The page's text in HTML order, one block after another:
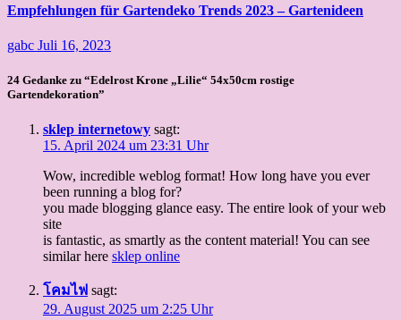
Empfehlungen für Gartendeko Trends 2023 – Gartenideen
gabc Juli 16, 2023
24 Gedanke zu “Edelrost Krone „Lilie“ 54x50cm rostige
Gartendekoration”
sklep internetowy sagt:
15. April 2024 um 23:31 Uhr
Wow, incredible weblog format! How long have you ever
been running a blog for?
you made blogging glance easy. The entire look of your web
site
is fantastic, as smartly as the content material! You can see
similar here sklep online
โคมไฟ sagt:
29. August 2025 um 2:25 Uhr